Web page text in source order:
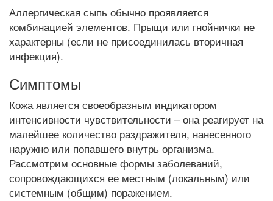
Аллергическая сыпь обычно проявляется
комбинацией элементов. Прыщи или гнойнички не
характерны (если не присоединилась вторичная
инфекция).
Симптомы
Кожа является своеобразным индикатором
интенсивности чувствительности – она реагирует на
малейшее количество раздражителя, нанесенного
наружно или попавшего внутрь организма.
Рассмотрим основные формы заболеваний,
сопровождающихся ее местным (локальным) или
системным (общим) поражением.